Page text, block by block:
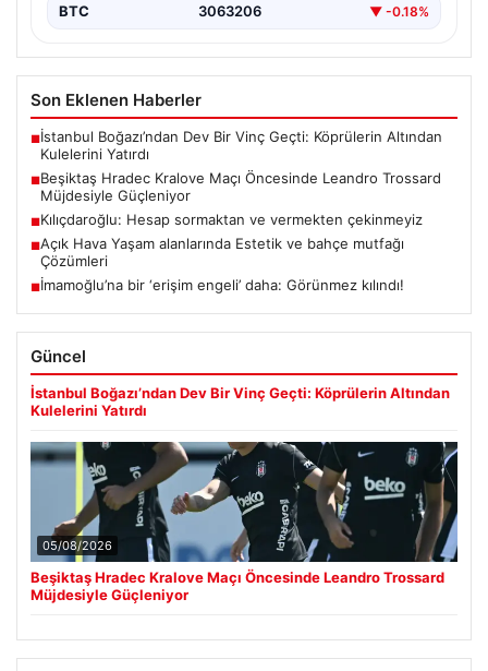
BTC 3063206 ▼ -0.18%
Son Eklenen Haberler
■İstanbul Boğazı’ndan Dev Bir Vinç Geçti: Köprülerin Altından
Kulelerini Yatırdı
■Beşiktaş Hradec Kralove Maçı Öncesinde Leandro Trossard
Müjdesiyle Güçleniyor
■Kılıçdaroğlu: Hesap sormaktan ve vermekten çekinmeyiz
■Açık Hava Yaşam alanlarında Estetik ve bahçe mutfağı
Çözümleri
■İmamoğlu’na bir ‘erişim engeli’ daha: Görünmez kılındı!
Güncel
İstanbul Boğazı’ndan Dev Bir Vinç Geçti: Köprülerin Altından
Kulelerini Yatırdı
05/08/2026
Beşiktaş Hradec Kralove Maçı Öncesinde Leandro Trossard
Müjdesiyle Güçleniyor